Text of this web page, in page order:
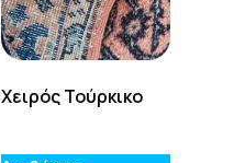
Χειρός Τούρκικο